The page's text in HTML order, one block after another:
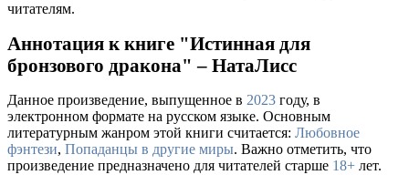
читателям.
Аннотация к книге "Истинная для
бронзового дракона" – НатаЛисс
Данное произведение, выпущенное в 2023 году, в
электронном формате на русском языке. Основным
литературным жанром этой книги считается: Любовное
фэнтези, Попаданцы в другие миры. Важно отметить, что
произведение предназначено для читателей старше 18+ лет.